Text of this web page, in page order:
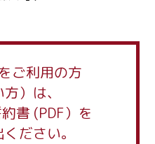
ご利用の方
）は、
書 (PDF）を
ださい。